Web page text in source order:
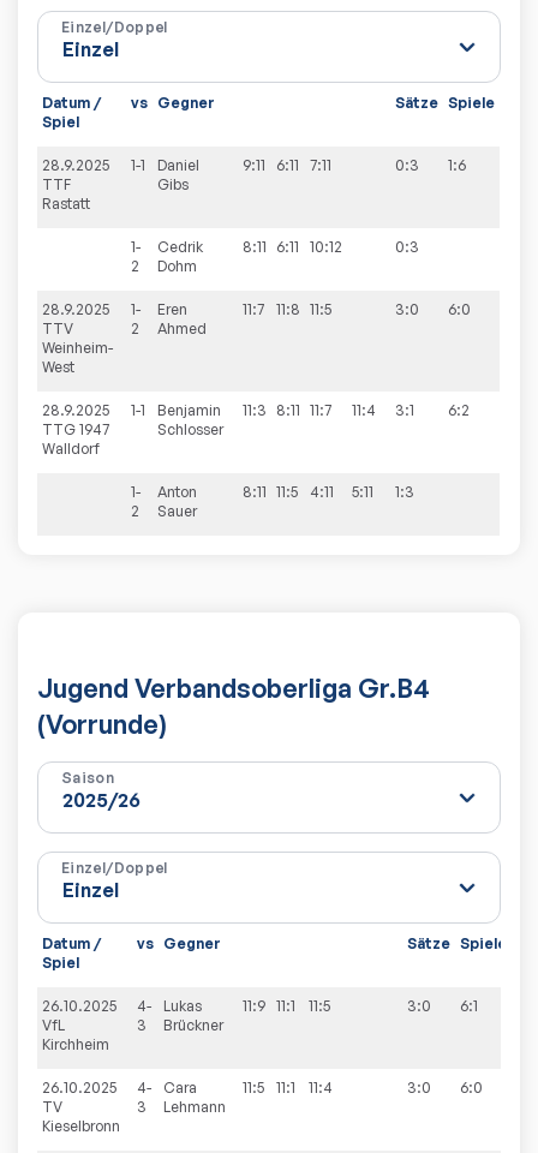
Einzel/Doppel
Datum /
Spiel
vs Gegner Sätze Spiele
28.9.2025
TTF
Rastatt
1-1
Daniel
Gibs
9:11 6:11 7:11 0:3 1:6
1-
2
Cedrik
Dohm
8:11 6:11 10:12 0:3
28.9.2025
TTV
Weinheim-
West
1-
2
Eren
Ahmed
11:7 11:8 11:5 3:0 6:0
28.9.2025
TTG 1947
Walldorf
1-1
Benjamin
Schlosser
11:3 8:11 11:7 11:4 3:1 6:2
1-
2
Anton
Sauer
8:11 11:5 4:11 5:11 1:3
Jugend Verbandsoberliga Gr.B4
(Vorrunde)
Saison
Einzel/Doppel
Datum /
Spiel
vs Gegner Sätze Spiele
26.10.2025
VfL
Kirchheim
4-
3
Lukas
Brückner
11:9 11:1 11:5 3:0 6:1
26.10.2025
TV
Kieselbronn
4-
3
Cara
Lehmann
11:5 11:1 11:4 3:0 6:0